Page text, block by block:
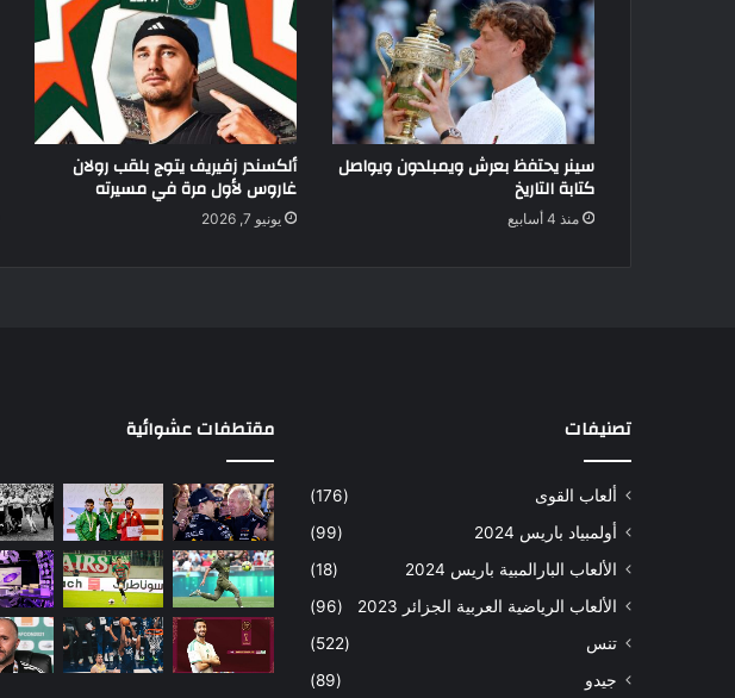
سينر يحتفظ بعرش ويمبلدون ويواصل
كتابة التاريخ
منذ 4 أسابيع
ألكسندر زفيريف يتوج بلقب رولان
غاروس لأول مرة في مسيرته
يونيو 7, 2026
تصنيفات
ألعاب القوى
(176)
أولمبياد باريس 2024
(99)
الألعاب البارالمبية باريس 2024
(18)
الألعاب الرياضية العربية الجزائر 2023
(96)
تنس
(522)
جيدو
(89)
مقتطفات عشوائية